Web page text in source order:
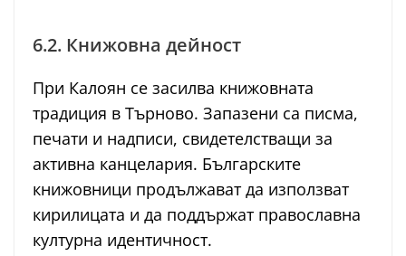
6.2. Книжовна дейност
При Калоян се засилва книжовната
традиция в Търново. Запазени са писма,
печати и надписи, свидетелстващи за
активна канцелария. Българските
книжовници продължават да използват
кирилицата и да поддържат православна
културна идентичност.